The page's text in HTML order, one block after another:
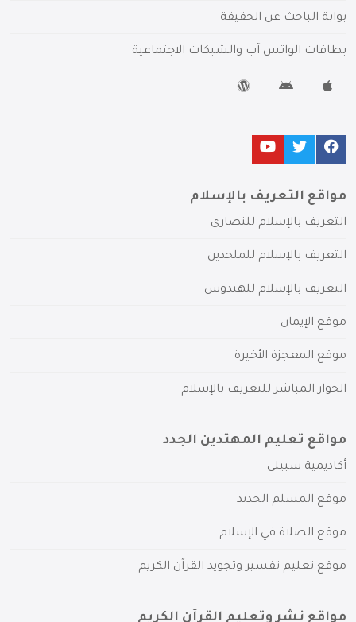
بوابة الباحث عن الحقيقة
بطاقات الواتس آب والشبكات الاجتماعية
مواقع التعريف بالإسلام
التعريف بالإسلام للنصارى
التعريف بالإسلام للملحدين
التعريف بالإسلام للهندوس
موقع الإيمان
موقع المعجزة الأخيرة
الحوار المباشر للتعريف بالإسلام
مواقع تعليم المهتدين الجدد
أكاديمية سبيلي
موقع المسلم الجديد
موقع الصلاة في الإسلام
موقع تعليم تفسير وتجويد القرآن الكريم
مواقع نشر وتعليم القرآن الكريم